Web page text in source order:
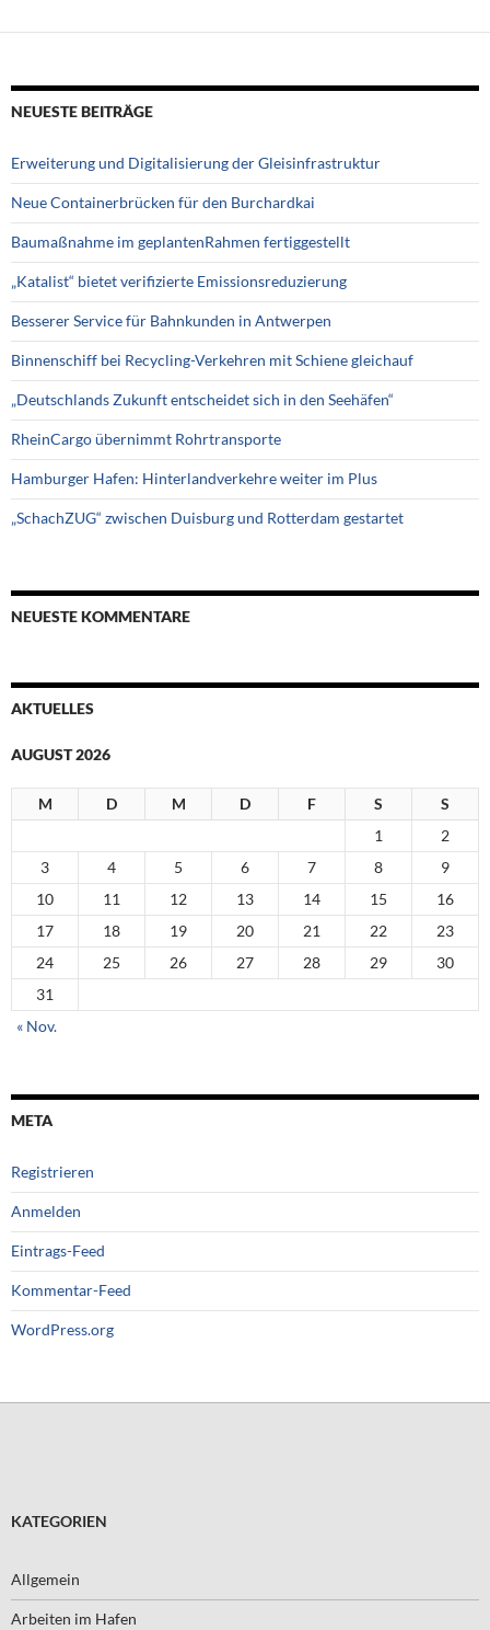
NEUESTE BEITRÄGE
Erweiterung und Digitalisierung der Gleisinfrastruktur
Neue Containerbrücken für den Burchardkai
Baumaßnahme im geplantenRahmen fertiggestellt
„Katalist“ bietet verifizierte Emissionsreduzierung
Besserer Service für Bahnkunden in Antwerpen
Binnenschiff bei Recycling-Verkehren mit Schiene gleichauf
„Deutschlands Zukunft entscheidet sich in den Seehäfen“
RheinCargo übernimmt Rohrtransporte
Hamburger Hafen: Hinterlandverkehre weiter im Plus
„SchachZUG“ zwischen Duisburg und Rotterdam gestartet
NEUESTE KOMMENTARE
AKTUELLES
AUGUST 2026
M D M D F S
S
1
2
3
4 5 6 7 8
9
10
11 12 13 14 15
16
17
18 19 20 21 22
23
24
25 26 27 28 29
30
31
« Nov.
META
Registrieren
Anmelden
Eintrags-Feed
Kommentar-Feed
WordPress.org
KATEGORIEN
Allgemein
Arbeiten im Hafen